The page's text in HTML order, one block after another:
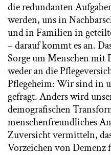
die redundanten
werden, uns in
und in Familien in
– darauf kommt es an.
Sorge um Menschen mit
weder an die
Pflegeheim: Wir sind in
gefragt. Anders wird
demografischen
menschenfreundliches
Zuversicht vermitteln,
Vorzeichen von Demenz